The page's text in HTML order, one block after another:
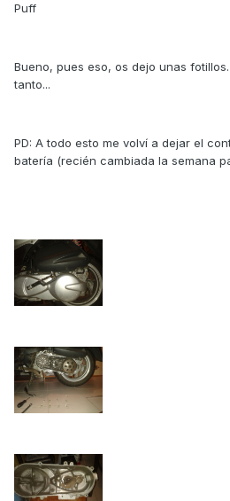
Puff
Bueno, pues eso, os dejo unas
tanto...
PD: A todo esto me volví a dejar el
batería (recién cambiada la semana